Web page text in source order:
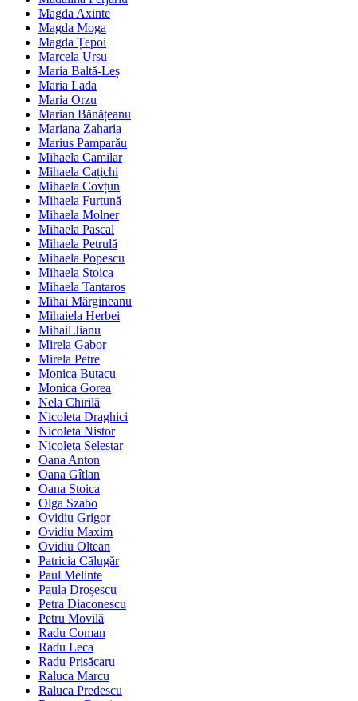
Magda Axinte
Magda Moga
Magda Țepoi
Marcela Ursu
Maria Baltă-Leș
Maria Lada
Maria Orzu
Marian Bănățeanu
Mariana Zaharia
Marius Pamparău
Mihaela Camilar
Mihaela Cațichi
Mihaela Covțun
Mihaela Furtună
Mihaela Molner
Mihaela Pascal
Mihaela Petrulă
Mihaela Popescu
Mihaela Stoica
Mihaela Tantaros
Mihai Mărgineanu
Mihaiela Herbei
Mihail Jianu
Mirela Gabor
Mirela Petre
Monica Butacu
Monica Gorea
Nela Chirilă
Nicoleta Draghici
Nicoleta Nistor
Nicoleta Selestar
Oana Anton
Oana Gîtlan
Oana Stoica
Olga Szabo
Ovidiu Grigor
Ovidiu Maxim
Ovidiu Oltean
Patricia Călugăr
Paul Melinte
Paula Droșescu
Petra Diaconescu
Petru Movilă
Radu Coman
Radu Leca
Radu Prisăcaru
Raluca Marcu
Raluca Predescu